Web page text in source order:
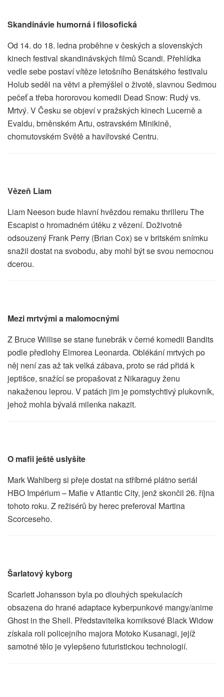
Skandinávie humorná i filosofická
Od 14. do 18. ledna proběhne v českých a slovenských
kinech festival skandinávských filmů Scandi. Přehlídka
vedle sebe postaví vítěze letošního Benátského festivalu
Holub seděl na větvi a přemýšlel o životě, slavnou Sedmou
pečeť a třeba hororovou komedii Dead Snow: Rudý vs.
Mrtvý. V Česku se objeví v pražských kinech Lucerně a
Evaldu, brněnském Artu, ostravském Minikině,
chomutovském Světě a havířovské Centru.
Vězeň Liam
Liam Neeson bude hlavní hvězdou remaku thrilleru The
Escapist o hromadném útěku z vězení. Doživotně
odsouzený Frank Perry (Brian Cox) se v britském snímku
snažil dostat na svobodu, aby mohl být se svou nemocnou
dcerou.
Mezi mrtvými a malomocnými
Z Bruce Willise se stane funebrák v černé komedii Bandits
podle předlohy Elmorea Leonarda. Oblékání mrtvých po
něj není zas až tak velká zábava, proto se rád přidá k
jeptišce, snažící se propašovat z Nikaraguy ženu
nakaženou leprou. V patách jim je pomstychtivý plukovník,
jehož mohla bývalá milenka nakazit.
O mafii ještě uslyšíte
Mark Wahlberg si přeje dostat na stříbrné plátno seriál
HBO Impérium – Mafie v Atlantic City, jenž skončil 26. října
tohoto roku. Z režisérů by herec preferoval Martina
Scorceseho.
Šarlatový kyborg
Scarlett Johansson byla po dlouhých spekulacích
obsazena do hrané adaptace kyberpunkové mangy/anime
Ghost in the Shell. Představitelka komiksové Black Widow
získala roli policejního majora Motoko Kusanagi, jejíž
samotné tělo je vylepšeno futuristickou technologií.